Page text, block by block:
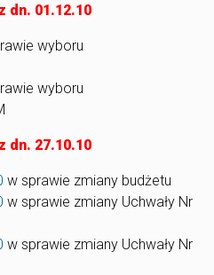
dn. 01.12.10
wyboru
wyboru
dn. 27.10.10
w sprawie zmiany budżetu
w sprawie zmiany Uchwały Nr
w sprawie zmiany Uchwały Nr